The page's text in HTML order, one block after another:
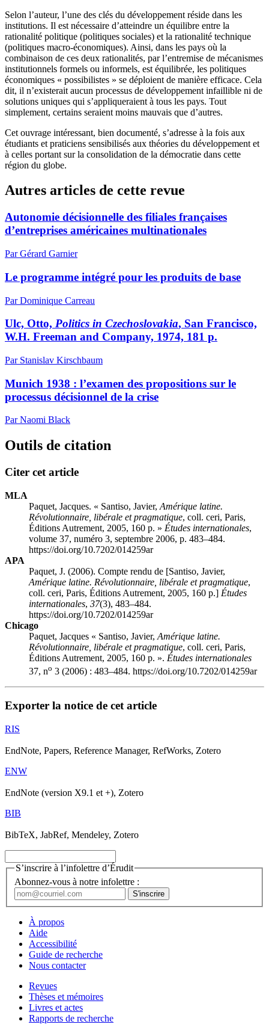
Selon l’auteur, l’une des clés du développement réside dans les
institutions. Il est nécessaire d’atteindre un équilibre entre la
rationalité politique (politiques sociales) et la rationalité technique
(politiques macro-économiques). Ainsi, dans les pays où la
combinaison de ces deux rationalités, par l’entremise de mécanismes
institutionnels formels ou informels, est équilibrée, les politiques
économiques « possibilistes » se déploient de manière efficace. Cela
dit, il n’existerait aucun processus de développement infaillible ni de
solutions uniques qui s’appliqueraient à tous les pays. Tout
simplement, certains seraient moins mauvais que d’autres.
Cet ouvrage intéressant, bien documenté, s’adresse à la fois aux
étudiants et praticiens sensibilisés aux théories du développement et
à celles portant sur la consolidation de la démocratie dans cette
région du globe.
Autres articles de cette revue
Autonomie décisionnelle des filiales françaises
d’entreprises américaines multinationales
Par Gérard Garnier
Le programme intégré pour les produits de base
Par Dominique Carreau
Ulc, Otto, Politics in Czechoslovakia, San Francisco,
W.H. Freeman and Company, 1974, 181 p.
Par Stanislav Kirschbaum
Munich 1938 : l’examen des propositions sur le
processus décisionnel de la crise
Par Naomi Black
Outils de citation
Citer cet article
MLA
Paquet, Jacques. « Santiso, Javier, Amérique latine.
Révolutionnaire, libérale et pragmatique, coll. ceri, Paris,
Éditions Autrement, 2005, 160 p. » Études internationales,
volume 37, numéro 3, septembre 2006, p. 483–484.
https://doi.org/10.7202/014259ar
APA
Paquet, J. (2006). Compte rendu de [Santiso, Javier,
Amérique latine. Révolutionnaire, libérale et pragmatique,
coll. ceri, Paris, Éditions Autrement, 2005, 160 p.] Études
internationales, 37(3), 483–484.
https://doi.org/10.7202/014259ar
Chicago
Paquet, Jacques « Santiso, Javier, Amérique latine.
Révolutionnaire, libérale et pragmatique, coll. ceri, Paris,
Éditions Autrement, 2005, 160 p. ». Études internationales
37, no 3 (2006) : 483–484. https://doi.org/10.7202/014259ar
Exporter la notice de cet article
RIS
EndNote, Papers, Reference Manager, RefWorks, Zotero
ENW
EndNote (version X9.1 et +), Zotero
BIB
BibTeX, JabRef, Mendeley, Zotero
S’inscrire à l’infolettre d’Érudit
Abonnez-vous à notre infolettre :
À propos
Aide
Accessibilité
Guide de recherche
Nous contacter
Revues
Thèses et mémoires
Livres et actes
Rapports de recherche